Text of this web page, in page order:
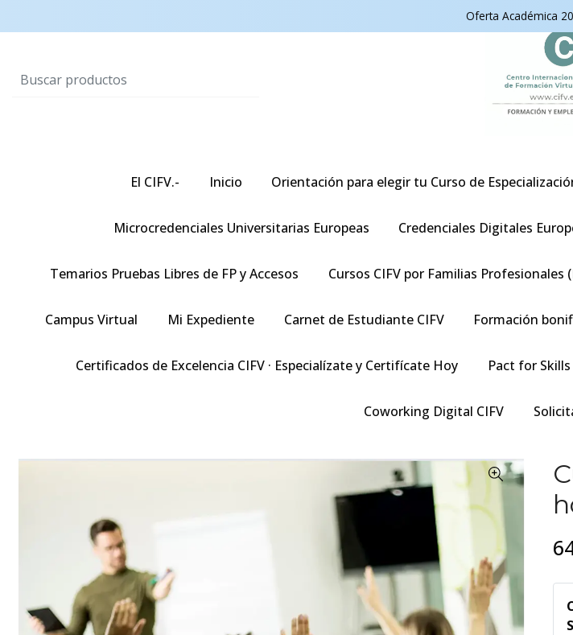
Oferta Académica
El CIFV.- Inicio Orientación para elegir tu Curso de
Microcredenciales Universitarias Europeas Credenciales Digitales
Temarios Pruebas Libres de FP y Accesos Cursos CIFV por Familias Profesionales
Campus Virtual Mi Expediente Carnet de Estudiante CIFV Formación
Certificados de Excelencia CIFV · Especialízate y Certifícate Hoy Pact for
Coworking Digital CIFV